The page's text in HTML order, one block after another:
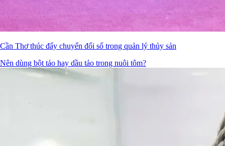
Cần Thơ thúc đẩy chuyển đổi số trong quản lý thủy sản
Nên dùng bột tảo hay dầu tảo trong nuôi tôm?